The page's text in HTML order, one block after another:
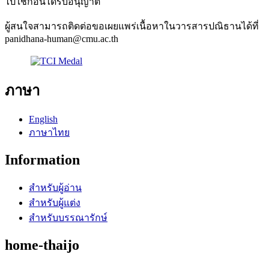
ผู้สนใจสามารถติดต่อขอเผยแพร่เนื้อหาในวารสารปณิธานได้ที่
panidhana-human@cmu.ac.th
ภาษา
English
ภาษาไทย
Information
สำหรับผู้อ่าน
สำหรับผู้แต่ง
สำหรับบรรณารักษ์
home-thaijo